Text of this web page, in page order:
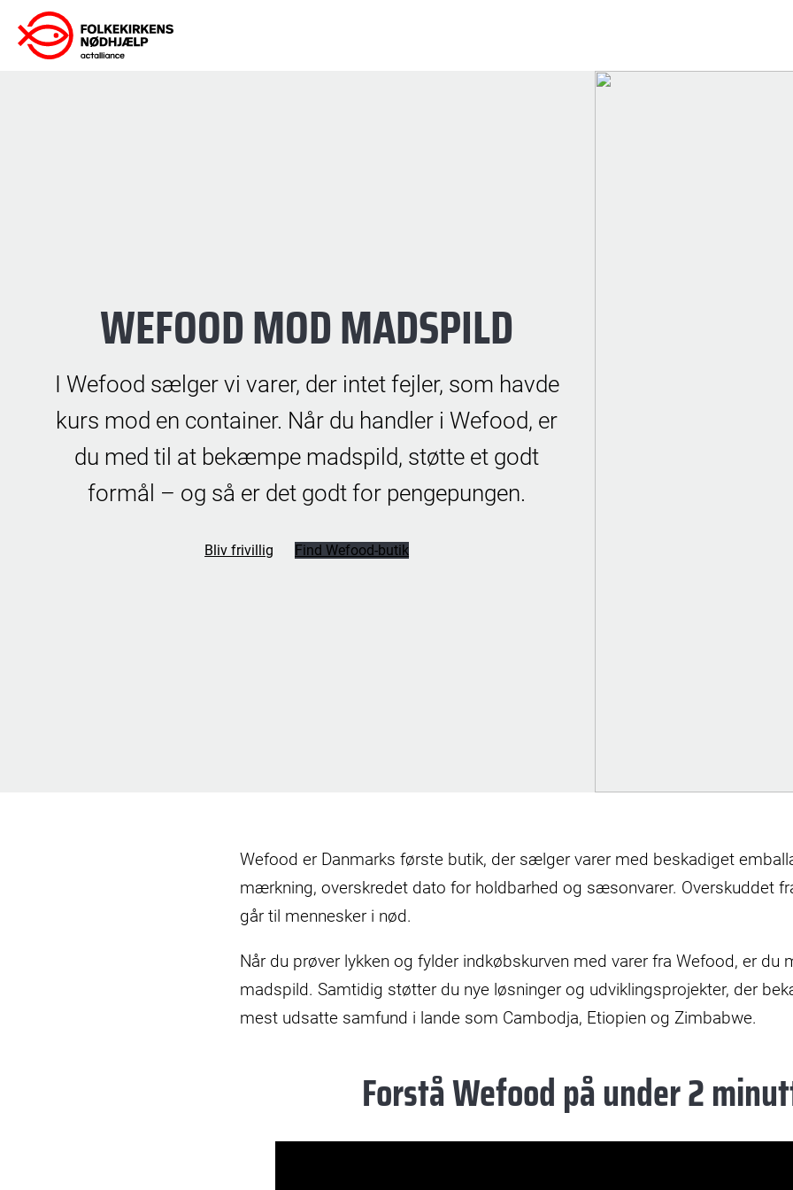
Gå
til
indhold
WEFOOD MOD MADSPILD
I Wefood sælger vi varer, der intet fejler, som havde
kurs mod en container. Når du handler i Wefood, er
du med til at bekæmpe madspild, støtte et godt
formål – og så er det godt for pengepungen.
Bliv frivillig Find Wefood-butik
Wefood er Danmarks første butik, der sælger varer med beskadiget
mærkning, overskredet dato for holdbarhed og sæsonvarer. Overskuddet
går til mennesker i nød.
Når du prøver lykken og fylder indkøbskurven med varer fra Wefood, er du
madspild. Samtidig støtter du nye løsninger og udviklingsprojekter, der
mest udsatte samfund i lande som Cambodja, Etiopien og Zimbabwe.
Forstå Wefood på under 2